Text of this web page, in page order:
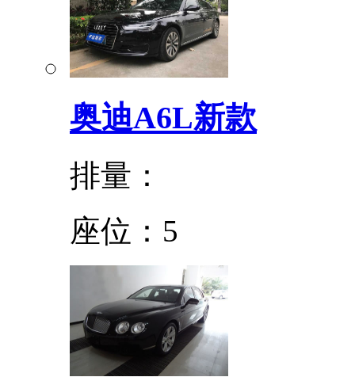
奥迪A6L新款
排量：
座位：5